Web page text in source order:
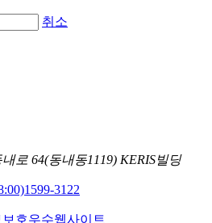
취소
로 64(동내동1119) KERIS빌딩
1599-3122